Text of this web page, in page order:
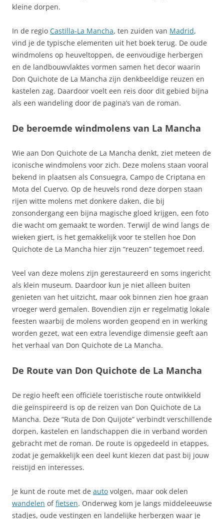
kleine dorpen.
In de regio Castilla-La Mancha, ten zuiden van Madrid,
vind je de typische elementen uit het boek terug. De oude
windmolens op heuveltoppen, de eenvoudige herbergen
en de landbouwvlaktes vormen samen het decor waarin
Don Quichote de La Mancha zijn denkbeeldige reuzen en
kastelen zag. Daardoor voelt een reis door dit gebied bijna
als een wandeling door de pagina’s van de roman.
De beroemde windmolens van La Mancha
Wie aan Don Quichote de La Mancha denkt, ziet meteen de
iconische windmolens voor zich. Deze molens staan vooral
bekend in plaatsen als Consuegra, Campo de Criptana en
Mota del Cuervo. Op de heuvels rond deze dorpen staan
rijen witte molens met donkere daken, die bij
zonsondergang een bijna magische gloed krijgen, een foto
die wacht om gemaakt te worden. Terwijl de wind langs de
wieken giert, is het gemakkelijk voor te stellen hoe Don
Quichote de La Mancha hier zijn “reuzen” tegemoet reed.
Veel van deze molens zijn gerestaureerd en soms ingericht
als klein museum. Daardoor kun je niet alleen buiten
genieten van het uitzicht, maar ook binnen zien hoe graan
vroeger werd gemalen. Bovendien zijn er regelmatig lokale
feesten waarbij de molens worden geopend en in werking
worden gezet, wat een extra levendige dimensie geeft aan
het verhaal van Don Quichote de La Mancha.
De Route van Don Quichote de La Mancha
De regio heeft een officiële toeristische route ontwikkeld
die geïnspireerd is op de reizen van Don Quichote de La
Mancha. Deze “Ruta de Don Quijote” verbindt verschillende
dorpen, kastelen en landschappen die in verband worden
gebracht met de roman. De route is opgedeeld in etappes,
zodat je gemakkelijk een deel kunt kiezen dat past bij jouw
reistijd en interesses.
Je kunt de route met de auto volgen, maar ook delen
wandelen offietsen. Onderweg kom je langs middeleeuwse
stadjes, oude vestingen en landelijke herbergen waar je